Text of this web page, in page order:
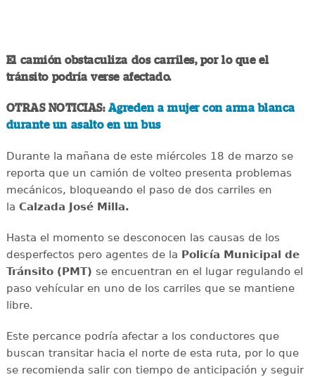
El camión obstaculiza dos carriles, por lo que el
tránsito podría verse afectado.
OTRAS NOTICIAS: Agreden a mujer con arma blanca
durante un asalto en un bus
Durante la mañana de este miércoles 18 de marzo se
reporta que un camión de volteo presenta problemas
mecánicos, bloqueando el paso de dos carriles en
la Calzada José Milla.
Hasta el momento se desconocen las causas de los
desperfectos pero agentes de la Policía Municipal de
Tránsito (PMT) se encuentran en el lugar regulando el
paso vehícular en uno de los carriles que se mantiene
libre.
Este percance podría afectar a los conductores que
buscan transitar hacia el norte de esta ruta, por lo que
se recomienda salir con tiempo de anticipación y seguir